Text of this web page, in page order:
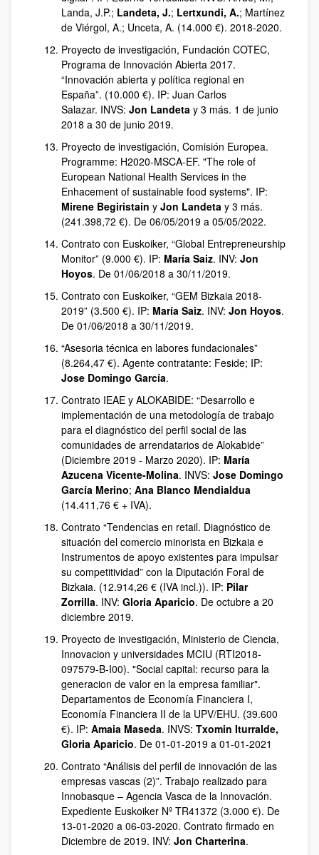
Landa, J.P.; Landeta, J.; Lertxundi, A.; Martínez
de Viérgol, A.; Unceta, A. (14.000 €). 2018-2020.
Proyecto de investigación, Fundación COTEC,
Programa de Innovación Abierta 2017.
“Innovación abierta y política regional en
España”. (10.000 €). IP: Juan Carlos
Salazar. INVS: Jon Landeta y 3 más. 1 de junio
2018 a 30 de junio 2019.
Proyecto de investigación, Comisión Europea.
Programme: H2020-MSCA-EF. "The role of
European National Health Services in the
Enhacement of sustainable food systems". IP:
Mirene Begiristain y Jon Landeta y 3 más.
(241.398,72 €). De 06/05/2019 a 05/05/2022.
Contrato con Euskoiker, “Global Entrepreneurship
Monitor” (9.000 €). IP: María Saiz. INV: Jon
Hoyos. De 01/06/2018 a 30/11/2019.
Contrato con Euskoiker, “GEM Bizkaia 2018-
2019” (3.500 €). IP: María Saiz. INV: Jon Hoyos.
De 01/06/2018 a 30/11/2019.
“Asesoria técnica en labores fundacionales”
(8.264,47 €). Agente contratante: Feside; IP:
Jose Domingo García.
Contrato IEAE y ALOKABIDE: “Desarrollo e
implementación de una metodología de trabajo
para el diagnóstico del perfil social de las
comunidades de arrendatarios de Alokabide”
(Diciembre 2019 - Marzo 2020). IP: María
Azucena Vicente-Molina. INVS: Jose Domingo
García Merino; Ana Blanco Mendialdua
(14.411,76 € + IVA).
Contrato “Tendencias en retail. Diagnóstico de
situación del comercio minorista en Bizkaia e
Instrumentos de apoyo existentes para impulsar
su competitividad” con la Diputación Foral de
Bizkaia. (12.914,26 € (IVA incl.)). IP: Pilar
Zorrilla. INV: Gloria Aparicio. De octubre a 20
diciembre 2019.
Proyecto de investigación, Ministerio de Ciencia,
Innovacion y universidades MCIU (RTI2018-
097579-B-I00). "Social capital: recurso para la
generacion de valor en la empresa familiar".
Departamentos de Economía Financiera I,
Economía Financiera II de la UPV/EHU. (39.600
€). IP: Amaia Maseda. INVS: Txomin Iturralde,
Gloria Aparicio. De 01-01-2019 a 01-01-2021
Contrato “Análisis del perfil de innovación de las
empresas vascas (2)”. Trabajo realizado para
Innobasque – Agencia Vasca de la Innovación.
Expediente Euskoiker Nº TR41372 (3.000 €). De
13-01-2020 a 06-03-2020. Contrato firmado en
Diciembre de 2019. INV: Jon Charterina.